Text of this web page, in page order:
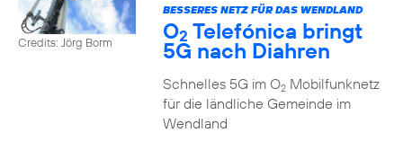
Credits: Jörg Borm
BESSERES NETZ FÜR DAS WENDLAND
O2 Telefónica bringt
5G nach Diahren
Schnelles 5G im O2Mobilfunknetz
für die ländliche Gemeinde im
Wendland